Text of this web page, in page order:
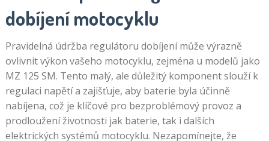
dobíjení motocyklu
Pravidelná údržba regulátoru dobíjení může výrazně
ovlivnit výkon vašeho motocyklu, zejména u modelů jako
MZ 125 SM. Tento malý, ale důležitý komponent slouží k
regulaci napětí a zajišťuje, aby baterie byla účinně
nabíjena, což je klíčové pro bezproblémový provoz a
prodloužení životnosti jak baterie, tak i dalších
elektrických systémů motocyklu. Nezapomínejte, že